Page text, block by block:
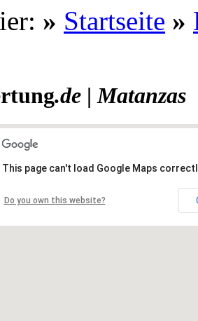
» Startseite »
.de |Matanzas
This page can't load Google Maps
Do you own this website?